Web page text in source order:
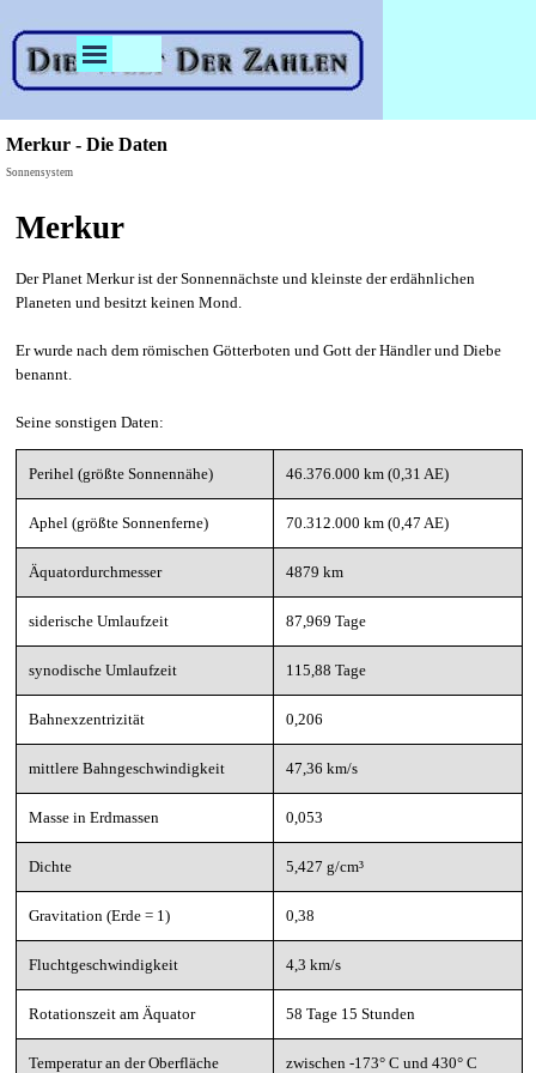
Menü überspringen
Merkur - Die Daten
Sonnensystem
Merkur
Der Planet Merkur ist der Sonnennächste und kleinste der erdähnlichen
Planeten und besitzt keinen Mond.
Er wurde nach dem römischen Götterboten und Gott der Händler und Diebe
benannt.
Seine sonstigen Daten:
Perihel (größte Sonnennähe) 46.376.000 km (0,31 AE)
Aphel (größte Sonnenferne) 70.312.000 km (0,47 AE)
Äquatordurchmesser 4879 km
siderische Umlaufzeit 87,969 Tage
synodische Umlaufzeit 115,88 Tage
Bahnexzentrizität 0,206
mittlere Bahngeschwindigkeit 47,36 km/s
Masse in Erdmassen 0,053
Dichte 5,427 g/cm³
Gravitation (Erde = 1) 0,38
Fluchtgeschwindigkeit 4,3 km/s
Rotationszeit am Äquator 58 Tage 15 Stunden
Temperatur an der Oberfläche zwischen -173° C und 430° C